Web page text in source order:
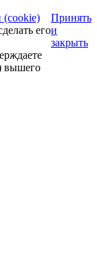
(cookie)
его
вышего
Принять
и
закрыть